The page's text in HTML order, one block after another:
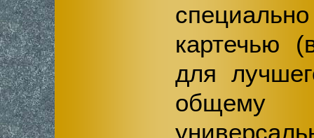
картечью
для
общему